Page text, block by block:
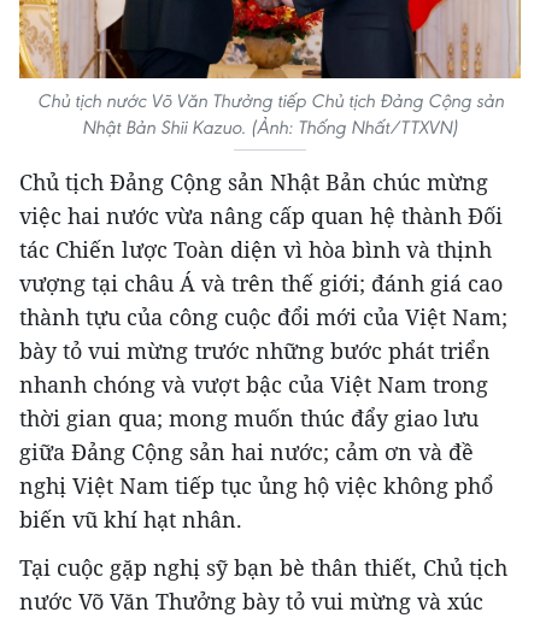
Chủ tịch nước Võ Văn Thưởng tiếp Chủ tịch Đảng Cộng sản
Nhật Bản Shii Kazuo. (Ảnh: Thống Nhất/TTXVN)
Chủ tịch Đảng Cộng sản Nhật Bản chúc mừng
việc hai nước vừa nâng cấp quan hệ thành Đối
tác Chiến lược Toàn diện vì hòa bình và thịnh
vượng tại châu Á và trên thế giới; đánh giá cao
thành tựu của công cuộc đổi mới của Việt Nam;
bày tỏ vui mừng trước những bước phát triển
nhanh chóng và vượt bậc của Việt Nam trong
thời gian qua; mong muốn thúc đẩy giao lưu
giữa Đảng Cộng sản hai nước; cảm ơn và đề
nghị Việt Nam tiếp tục ủng hộ việc không phổ
biến vũ khí hạt nhân.
Tại cuộc gặp nghị sỹ bạn bè thân thiết, Chủ tịch
nước Võ Văn Thưởng bày tỏ vui mừng và xúc